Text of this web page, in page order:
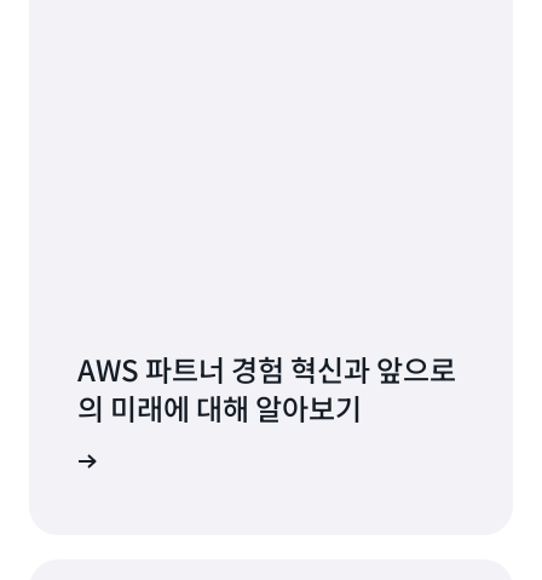
AWS 파트너 경험 혁신과 앞으로
의 미래에 대해 알아보기